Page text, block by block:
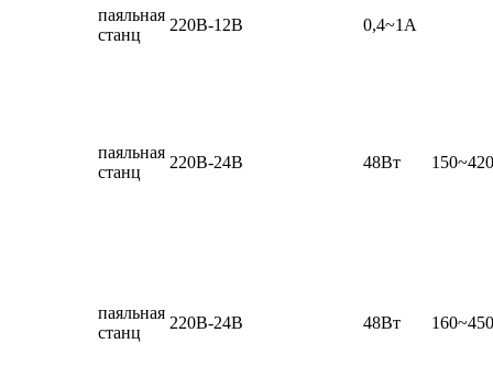
паяльная
станц
220В-12В 0,4~1А
паяльная
станц
220В-24В 48Вт
паяльная
станц
220В-24В 48Вт